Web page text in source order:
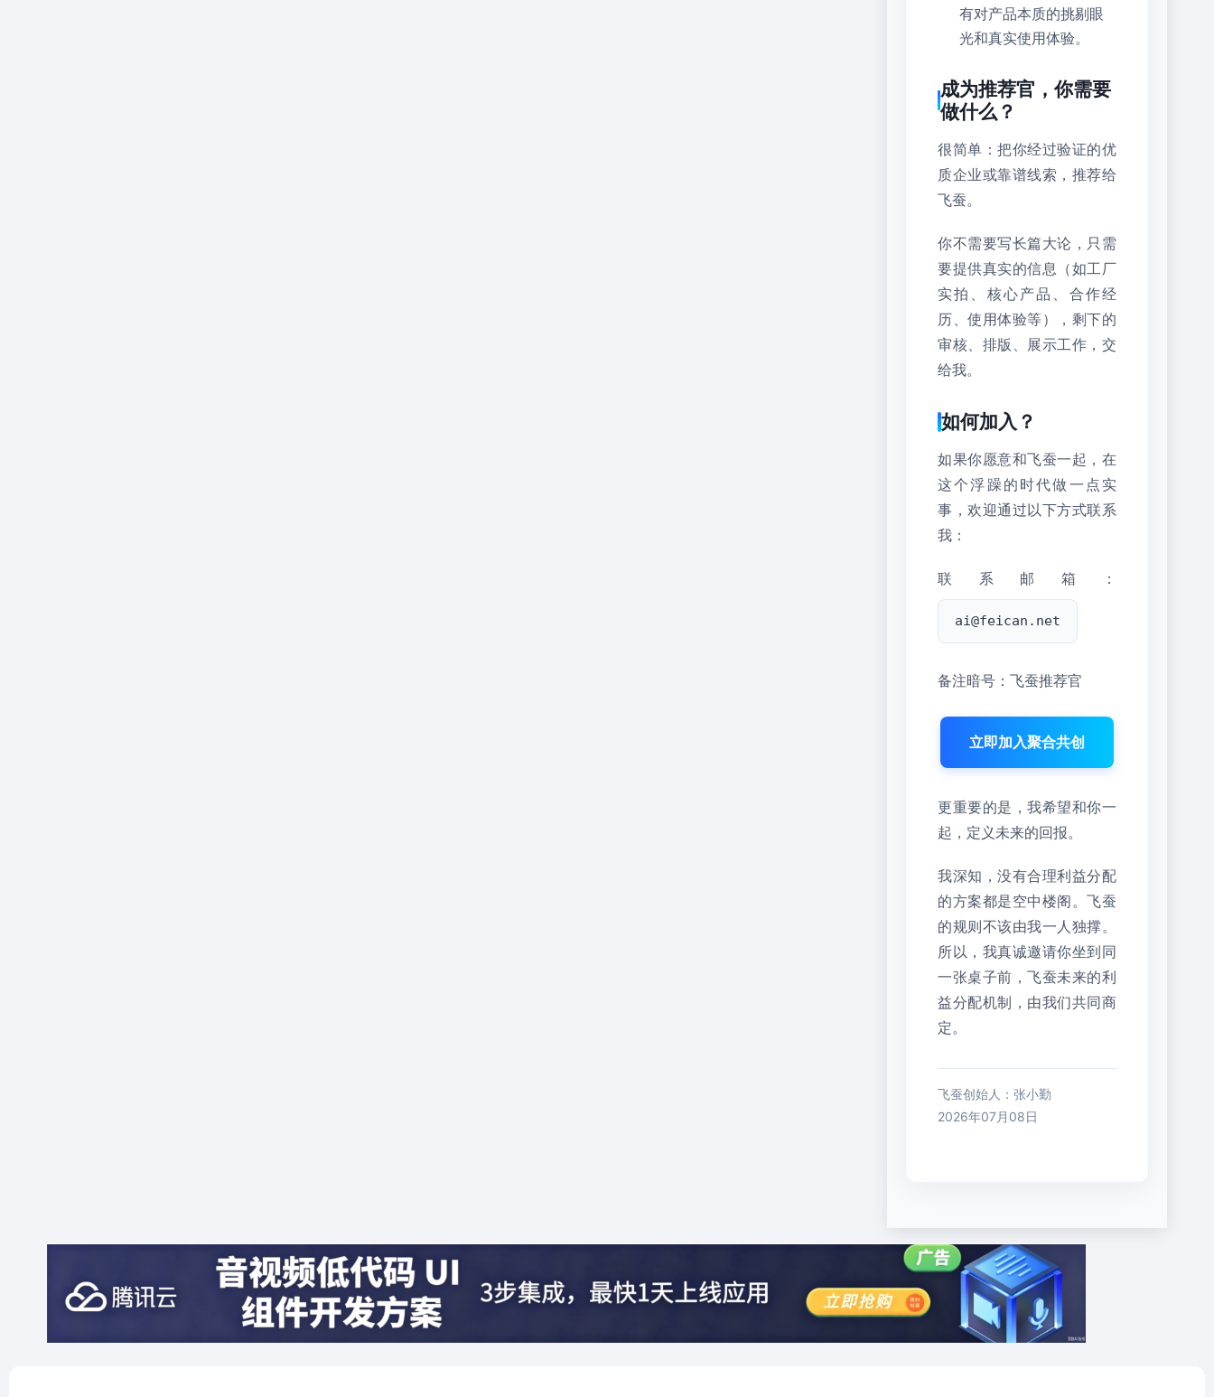
有对产品本质的挑剔眼
光和真实使用体验。
成为推荐官，你需要
做什么？
很简单：把你经过验证的优
质企业或靠谱线索，推荐给
飞蚕。
你不需要写长篇大论，只需
要提供真实的信息（如工厂
实拍、核心产品、合作经
历、使用体验等），剩下的
审核、排版、展示工作，交
给我。
如何加入？
如果你愿意和飞蚕一起，在
这个浮躁的时代做一点实
事，欢迎通过以下方式联系
我：
联系邮箱：
ai@feican.net
备注暗号：飞蚕推荐官
立即加入聚合共创
更重要的是，我希望和你一
起，定义未来的回报。
我深知，没有合理利益分配
的方案都是空中楼阁。飞蚕
的规则不该由我一人独撑。
所以，我真诚邀请你坐到同
一张桌子前，飞蚕未来的利
益分配机制，由我们共同商
定。
飞蚕创始人：张小勤
2026年07月08日